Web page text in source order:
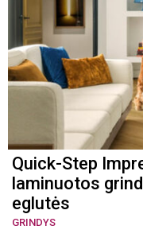
Quick-Step
laminuotos
eglutės
GRINDYS